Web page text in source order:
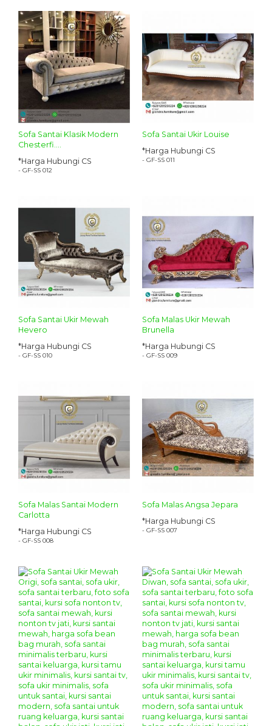
Sofa Santai Klasik Modern
Chesterfi....
*Harga Hubungi CS
- GF-SS 012
Sofa Santai Ukir Louise
*Harga Hubungi CS
- GF-SS 011
Sofa Santai Ukir Mewah
Hevero
*Harga Hubungi CS
- GF-SS 010
Sofa Malas Ukir Mewah
Brunella
*Harga Hubungi CS
- GF-SS 009
Sofa Malas Santai Modern
Carlotta
*Harga Hubungi CS
- GF-SS 008
Sofa Malas Angsa Jepara
*Harga Hubungi CS
- GF-SS 007